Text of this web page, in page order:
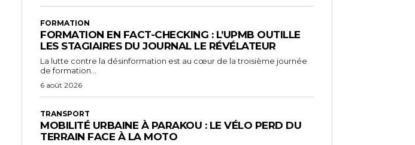
FORMATION
FORMATION EN FACT-CHECKING : L’UPMB OUTILLE
LES STAGIAIRES DU JOURNAL LE RÉVÉLATEUR
La lutte contre la désinformation est au cœur de la troisième journée
de formation...
6 août 2026
TRANSPORT
MOBILITÉ URBAINE À PARAKOU : LE VÉLO PERD DU
TERRAIN FACE À LA MOTO